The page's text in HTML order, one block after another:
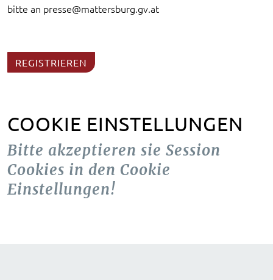
bitte an presse@mattersburg.gv.at
REGISTRIEREN
COOKIE EINSTELLUNGEN
Bitte akzeptieren sie Session
Cookies in den Cookie
Einstellungen!